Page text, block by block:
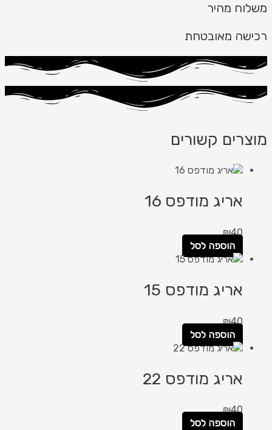
משלוח מהיר
רכישה מאובטחת
מוצרים קשורים
אריג מודפס 16
₪40
הוספה לסל
אריג מודפס 15
₪40
הוספה לסל
אריג מודפס 22
₪40
הוספה לסל